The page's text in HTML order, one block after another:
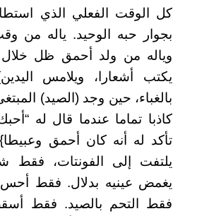
كل الوقت الفعلي الذي
بجوار حبه الوحيد. ياله من
وياله من ولد أحمق ظل
يكتب أشعارا، ويلامس
بالغباء، حين وجد (الصيد)
كاذبا تماما عندما قال له
تأكد له أنه كان أحمق
يلتفت إلى الفونتات، فقط
يغمض عينيه بدلال. فقط أحس
فقط التحم بالصيد. فقط